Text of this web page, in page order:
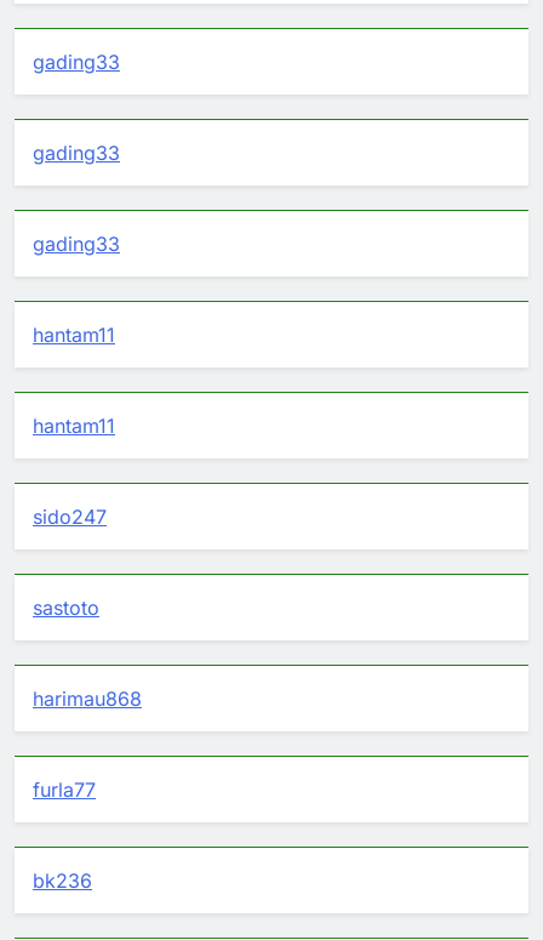
gading33
gading33
gading33
hantam11
hantam11
sido247
sastoto
harimau868
furla77
bk236